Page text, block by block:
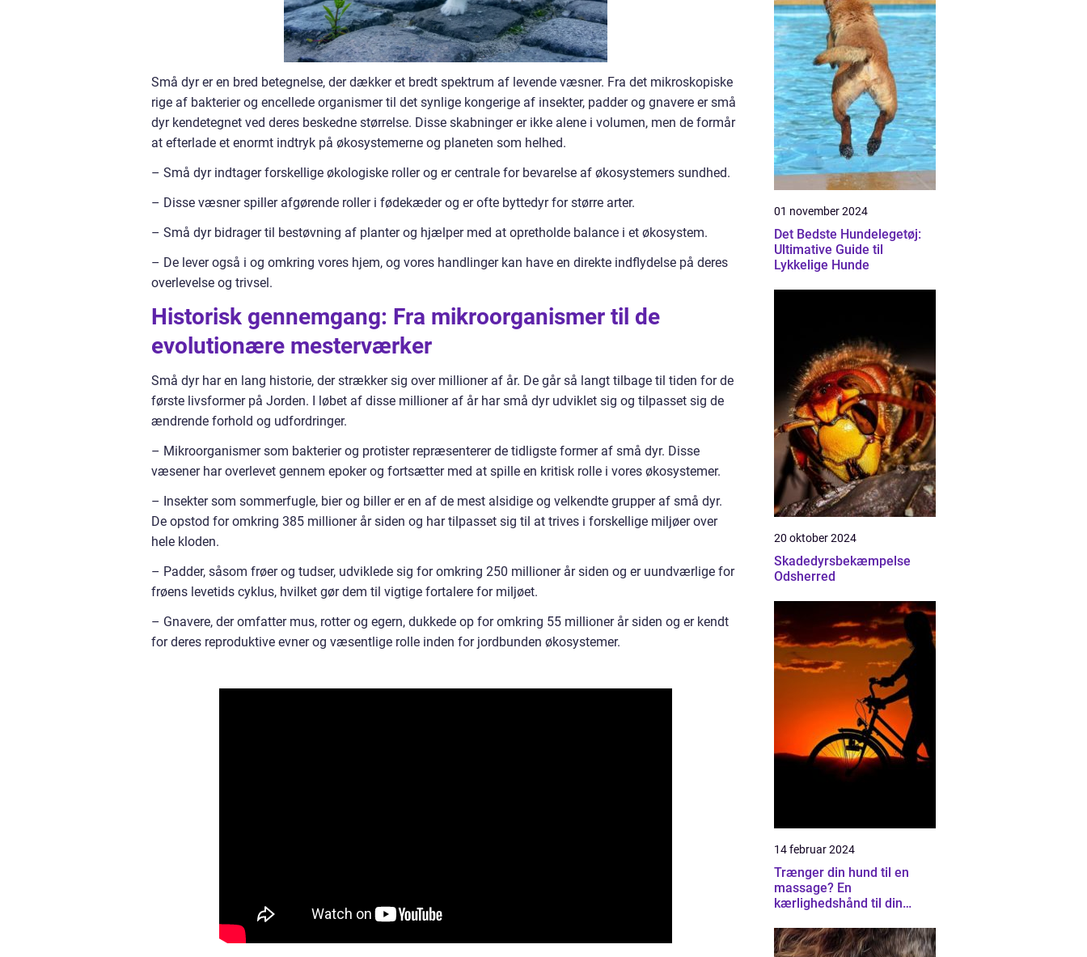
Små dyr er en bred betegnelse, der dækker et bredt spektrum af levende væsner. Fra det mikroskopiske
rige af bakterier og encellede organismer til det synlige kongerige af insekter, padder og gnavere er små
dyr kendetegnet ved deres beskedne størrelse. Disse skabninger er ikke alene i volumen, men de formår
at efterlade et enormt indtryk på økosystemerne og planeten som helhed.
– Små dyr indtager forskellige økologiske roller og er centrale for bevarelse af økosystemers sundhed.
– Disse væsner spiller afgørende roller i fødekæder og er ofte byttedyr for større arter.
– Små dyr bidrager til bestøvning af planter og hjælper med at opretholde balance i et økosystem.
– De lever også i og omkring vores hjem, og vores handlinger kan have en direkte indflydelse på deres
overlevelse og trivsel.
Historisk gennemgang: Fra mikroorganismer til de
evolutionære mesterværker
Små dyr har en lang historie, der strækker sig over millioner af år. De går så langt tilbage til tiden for de
første livsformer på Jorden. I løbet af disse millioner af år har små dyr udviklet sig og tilpasset sig de
ændrende forhold og udfordringer.
– Mikroorganismer som bakterier og protister repræsenterer de tidligste former af små dyr. Disse
væsener har overlevet gennem epoker og fortsætter med at spille en kritisk rolle i vores økosystemer.
– Insekter som sommerfugle, bier og biller er en af de mest alsidige og velkendte grupper af små dyr.
De opstod for omkring 385 millioner år siden og har tilpasset sig til at trives i forskellige miljøer over
hele kloden.
– Padder, såsom frøer og tudser, udviklede sig for omkring 250 millioner år siden og er uundværlige for
frøens levetids cyklus, hvilket gør dem til vigtige fortalere for miljøet.
– Gnavere, der omfatter mus, rotter og egern, dukkede op for omkring 55 millioner år siden og er kendt
for deres reproduktive evner og væsentlige rolle inden for jordbunden økosystemer.
01 november 2024
Det Bedste Hundelegetøj:
Ultimative Guide til
Lykkelige Hunde
20 oktober 2024
Skadedyrsbekæmpelse
Odsherred
14 februar 2024
Trænger din hund til en
massage? En
kærlighedshånd til din